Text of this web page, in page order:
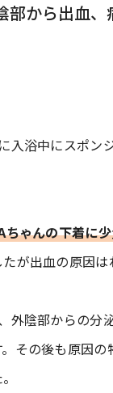
から出血、
入浴中にスポン
ちゃんの下着に
が出血の原因は
外陰部からの分
その後も原因